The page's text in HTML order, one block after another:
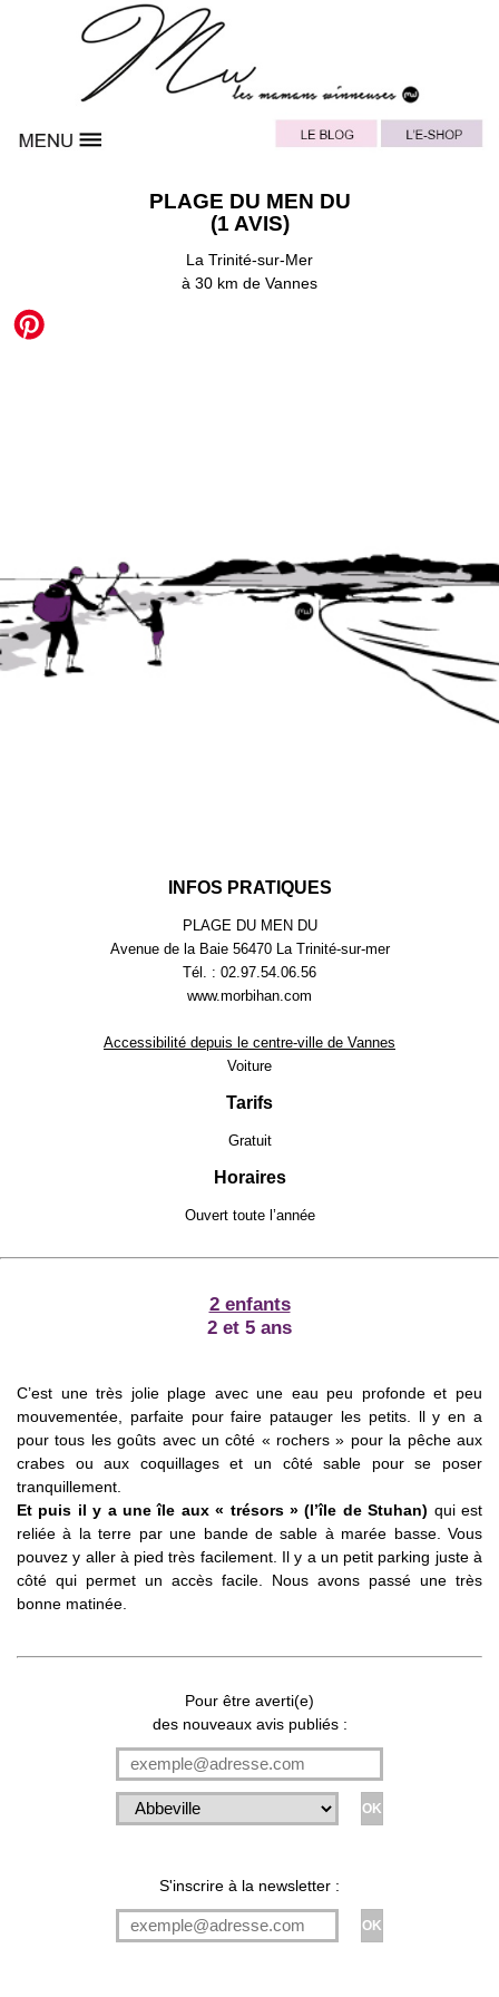
PLAGE DU MEN DU
(1 AVIS)
La Trinité-sur-Mer
à 30 km de Vannes
INFOS PRATIQUES
PLAGE DU MEN DU
Avenue de la Baie 56470 La Trinité-sur-mer
Tél. : 02.97.54.06.56
www.morbihan.com
Accessibilité depuis le centre-ville de Vannes
Voiture
Tarifs
Gratuit
Horaires
Ouvert toute l’année
2 enfants
2 et 5 ans
C’est une très jolie plage avec une eau peu profonde et peu
mouvementée, parfaite pour faire patauger les petits. ll y en a
pour tous les goûts avec un côté « rochers » pour la pêche aux
crabes ou aux coquillages et un côté sable pour se poser
tranquillement.
Et puis il y a une île aux « trésors » (l’île de Stuhan) qui est
reliée à la terre par une bande de sable à marée basse. Vous
pouvez y aller à pied très facilement. Il y a un petit parking juste à
côté qui permet un accès facile. Nous avons passé une très
bonne matinée.
Pour être averti(e)
des nouveaux avis publiés :
S'inscrire à la newsletter :